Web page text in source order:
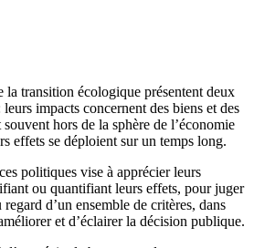
la transition écologique présentent deux
leurs impacts concernent des biens et des
hors de la sphère de l’économie
effets se déploient sur un temps long.
politiques vise à apprécier leurs
ou quantifiant leurs effets, pour juger
d’un ensemble de critères, dans
et d’éclairer la décision publique.